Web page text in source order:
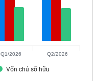
Vốn chủ sỡ hữu
Q1/2026 Q2/2026